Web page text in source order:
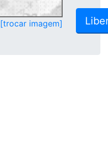
[trocar imagem]